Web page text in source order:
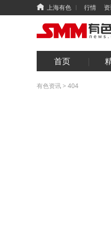
上海有色 行情
首页
有色资讯> 404